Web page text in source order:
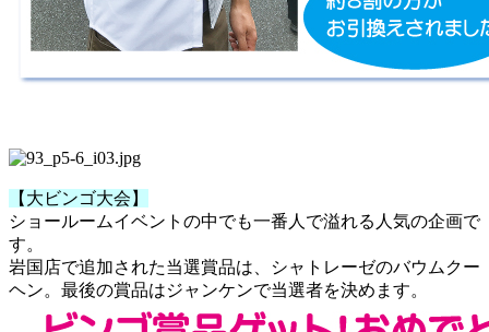
【大ビンゴ大会】
ショールームイベントの中でも一番人で溢れる人気の企画で
す。
岩国店で追加された当選賞品は、シャトレーゼのバウムクー
ヘン。最後の賞品はジャンケンで当選者を決めます。